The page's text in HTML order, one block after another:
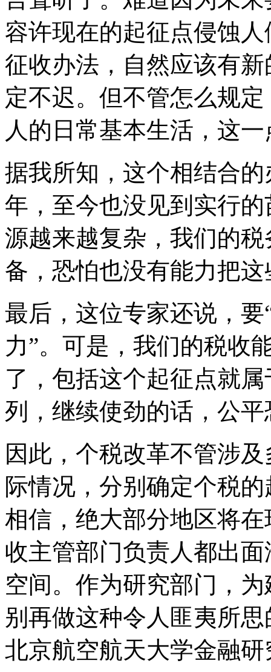
容许现在的起征点侵蚀
征收办法，自然应该有
定不迟。但不管怎么规
人的日常基本生活，这
据我所知，这个相结合
年，至今也没见到实行
源越来越复杂，我们的
备，恐怕也没有能力把
最后，这位专家还说，
力”。可是，我们的税收
了，包括这个起征点就
列，继续使劲的话，公
因此，个税改革不管涉
际情况，分别确定个税
相信，绝大部分地区将
收主管部门负责人都出
空间。作为研究部门，
别再做这种令人匪夷所
北京航空航天大学金融